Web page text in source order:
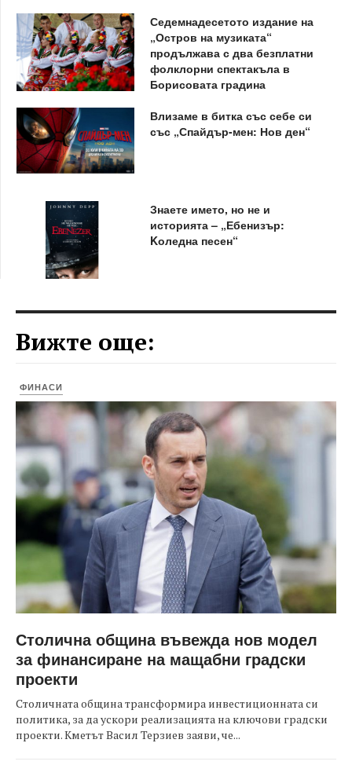
Седемнадесетото издание на
„Остров на музиката“
продължава с два безплатни
фолклорни спектакъла в
Борисовата градина
Влизаме в битка със себе си
със „Спайдър-мен: Нов ден“
Знаете името, но не и
историята – „Ебенизър:
Kоледна песен“
Вижте още:
ФИНАСИ
Столична община въвежда нов модел
за финансиране на мащабни градски
проекти
Столичната община трансформира инвестиционната си
политика, за да ускори реализацията на ключови градски
проекти. Кметът Васил Терзиев заяви, че...